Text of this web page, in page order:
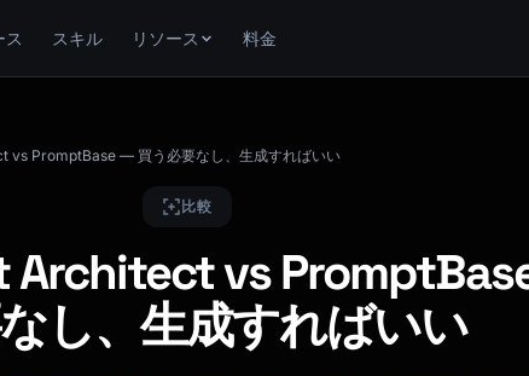
ス スキル リソース 料金
vs PromptBase — 買う必要なし、生成すればいい
比較
Architect vs
し、生成すればいい